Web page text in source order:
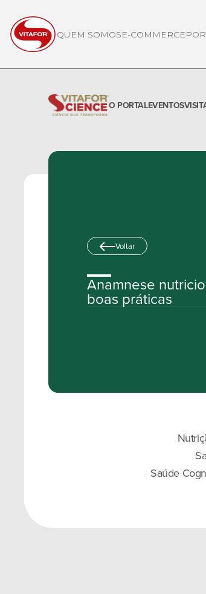
QUEM SOMOSE-COMMERCE
O PORTALEVENTOS
Voltar
Anamnese
boas práticas
Saúde